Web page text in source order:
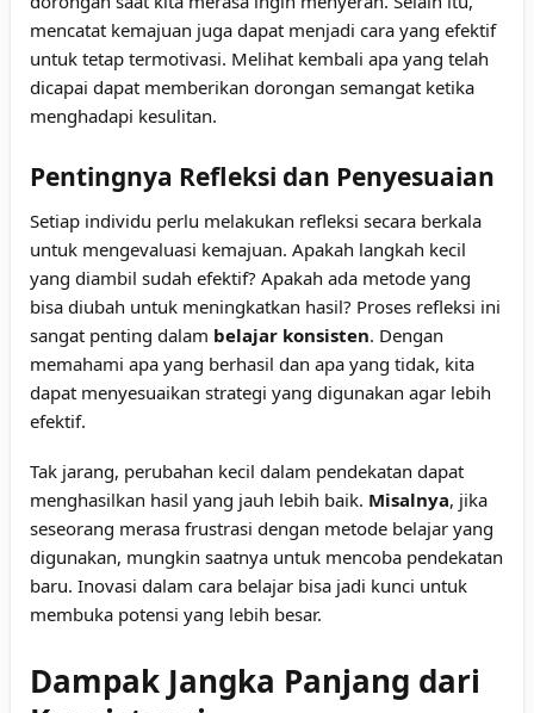
mencatat kemajuan juga dapat menjadi cara yang efektif
untuk tetap termotivasi. Melihat kembali apa yang telah
dicapai dapat memberikan dorongan semangat ketika
menghadapi kesulitan.
Pentingnya Refleksi dan Penyesuaian
Setiap individu perlu melakukan refleksi secara berkala
untuk mengevaluasi kemajuan. Apakah langkah kecil
yang diambil sudah efektif? Apakah ada metode yang
bisa diubah untuk meningkatkan hasil? Proses refleksi ini
sangat penting dalam belajar konsisten. Dengan
memahami apa yang berhasil dan apa yang tidak, kita
dapat menyesuaikan strategi yang digunakan agar lebih
efektif.
Tak jarang, perubahan kecil dalam pendekatan dapat
menghasilkan hasil yang jauh lebih baik. Misalnya, jika
seseorang merasa frustrasi dengan metode belajar yang
digunakan, mungkin saatnya untuk mencoba pendekatan
baru. Inovasi dalam cara belajar bisa jadi kunci untuk
membuka potensi yang lebih besar.
Dampak Jangka Panjang dari